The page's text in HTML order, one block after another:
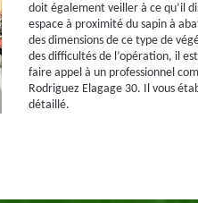
doit également veiller à ce qu’il
espace à proximité du sapin à
des dimensions de ce type de
des difficultés de l’opération, il
faire appel à un professionnel
Rodriguez Elagage 30. Il vous
détaillé.